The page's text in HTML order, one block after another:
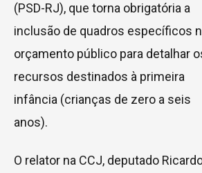
(PSD-RJ), que torna obrigatória a
inclusão de quadros específicos
orçamento público para detalhar
recursos destinados à primeira
infância (crianças de zero a seis
anos).
O relator na CCJ, deputado